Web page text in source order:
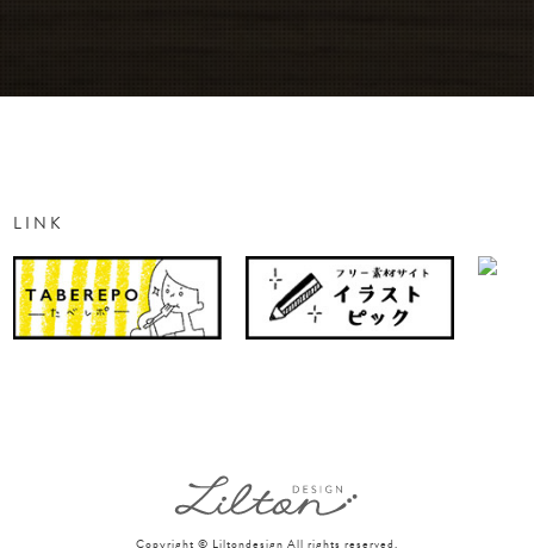
LINK
Copyright © Liltondesign All rights reserved.